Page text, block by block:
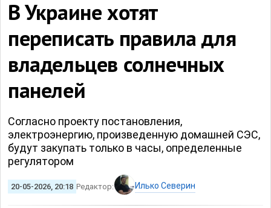
В Украине хотят
переписать правила для
владельцев солнечных
панелей
Согласно проекту постановления,
электроэнергию, произведенную домашней СЭС,
будут закупать только в часы, определенные
регулятором
20-05-2026, 20:18 Редактор: Илько Северин